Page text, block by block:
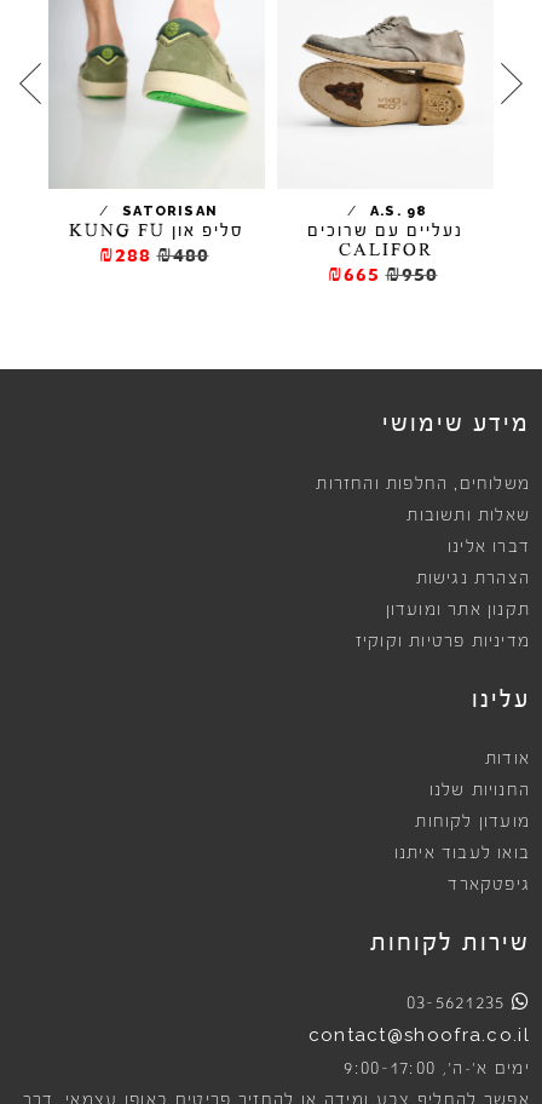
A.S. 98
/
נעליים עם שרוכים
CALIFOR
₪950
₪665
SATORISAN
/
סליפ און KUNG FU
₪480
₪288
מידע שימושי
משלוחים , החלפות והחזרות
שאלות ותשובות
דברו אלינו
הצהרת נגישות
תקנון אתר ומועדון
מדיניות פרטיות וקוקיז
עלינו
אודות
החנויות שלנו
מועדון לקוחות
בואו לעבוד איתנו
גיפטקארד
שירות לקוחות
03-5621235
contact@shoofra.co.il
ימים א׳-ה׳, 9:00-17:00